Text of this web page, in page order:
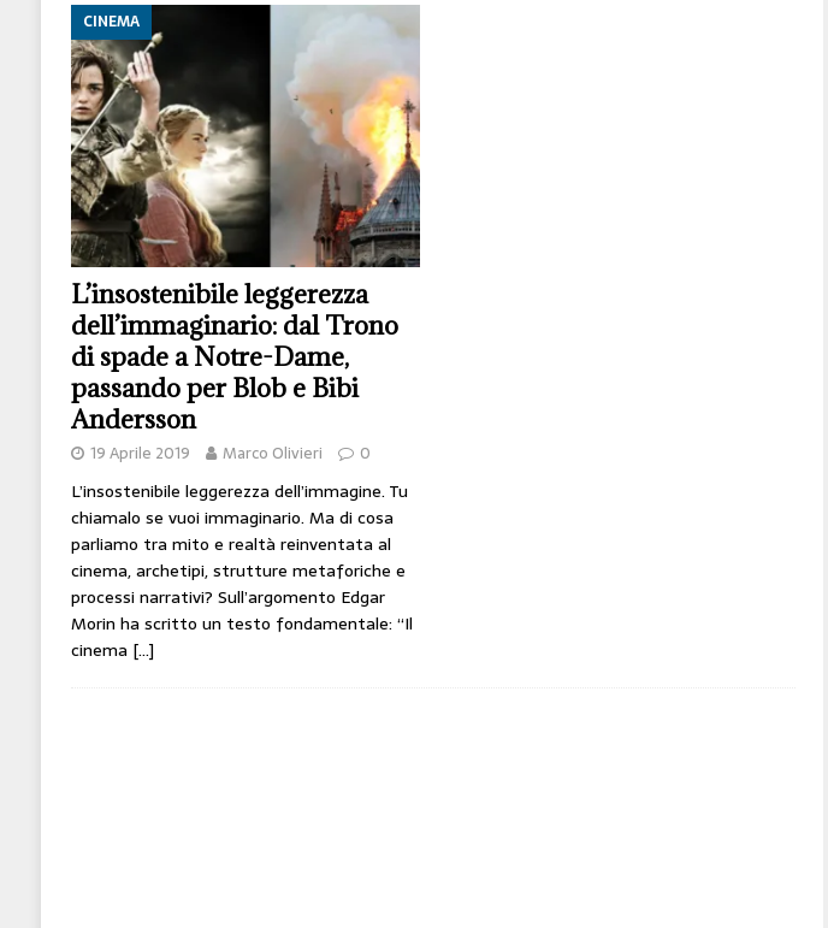
[ 14 Giugno 2026 ] Il potere oggi è nel codice: SpaceX vola in Borsa e Anthropic sospende
HI-TECH
[ 7 Febbraio 2020 ] Nato con l’Austria-Ungheria e morto nell’era digitale. Il tempo si era
viveva nel futuro
ARTE
CINEMA
L’insostenibile leggerezza
dell’immaginario: dal Trono
di spade a Notre-Dame,
passando per Blob e Bibi
Andersson
19 Aprile 2019 Marco Olivieri 0
L’insostenibile leggerezza dell’immagine. Tu
chiamalo se vuoi immaginario. Ma di cosa
parliamo tra mito e realtà reinventata al
cinema, archetipi, strutture metaforiche e
processi narrativi? Sull’argomento Edgar
Morin ha scritto un testo fondamentale: “Il
cinema […]